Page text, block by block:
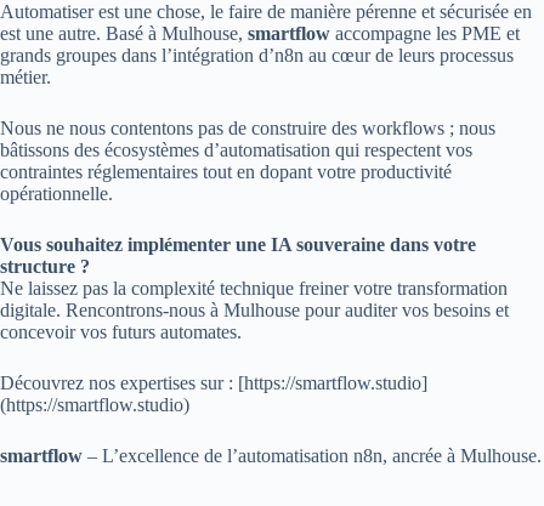
Automatiser est une chose, le faire de manière pérenne et sécurisée en
est une autre. Basé à Mulhouse, smartflow accompagne les PME et
grands groupes dans l’intégration d’n8n au cœur de leurs processus
métier.
Nous ne nous contentons pas de construire des workflows ; nous
bâtissons des écosystèmes d’automatisation qui respectent vos
contraintes réglementaires tout en dopant votre productivité
opérationnelle.
Vous souhaitez implémenter une IA souveraine dans votre
structure ?
Ne laissez pas la complexité technique freiner votre transformation
digitale. Rencontrons-nous à Mulhouse pour auditer vos besoins et
concevoir vos futurs automates.
Découvrez nos expertises sur : [https://smartflow.studio]
(https://smartflow.studio)
smartflow – L’excellence de l’automatisation n8n, ancrée à Mulhouse.